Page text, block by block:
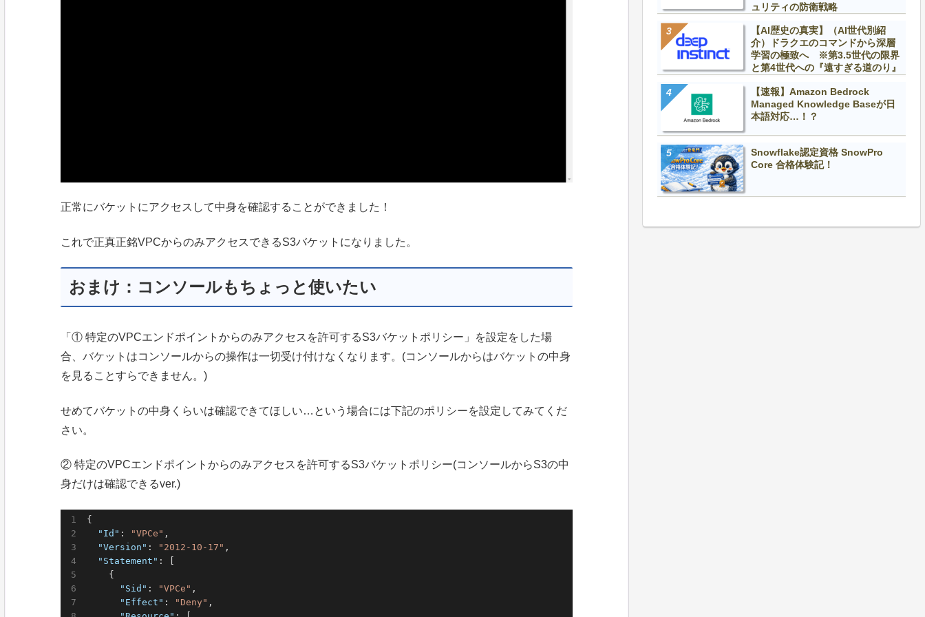
正常にバケットにアクセスして中身を確認することができました！
これで正真正銘VPCからのみアクセスできるS3バケットになりました。
おまけ：コンソールもちょっと使いたい
「① 特定のVPCエンドポイントからのみアクセスを許可するS3バケットポリシー」を設定をした場
合、バケットはコンソールからの操作は一切受け付けなくなります。(コンソールからはバケットの中身
を見ることすらできません。)
せめてバケットの中身くらいは確認できてほしい…という場合には下記のポリシーを設定してみてくだ
さい。
② 特定のVPCエンドポイントからのみアクセスを許可するS3バケットポリシー(コンソールからS3の中
身だけは確認できるver.)
{
"Id" : "VPCe" ,
"Version" : "2012-10-17" ,
"Statement" : [
    {
"Sid" : "VPCe" ,
"Effect" : "Deny" ,
ュリティの防衛戦略
【AI歴史の真実】（AI世代別紹
介）ドラクエのコマンドから深層
学習の極致へ ※第3.5世代の限界
と第4世代への『遠すぎる道のり』
【速報】Amazon Bedrock
Managed Knowledge Baseが日
本語対応…！？
Snowflake認定資格 SnowPro
Core 合格体験記！